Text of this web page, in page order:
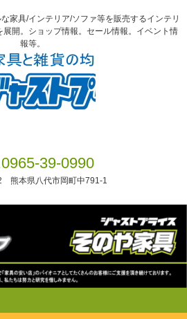
家具/インテリア/ソファ等を販売するインテリ
開。ショップ情報。セール情報。イベント情
報等。
39-0990
熊本県八代市岡町中791-1